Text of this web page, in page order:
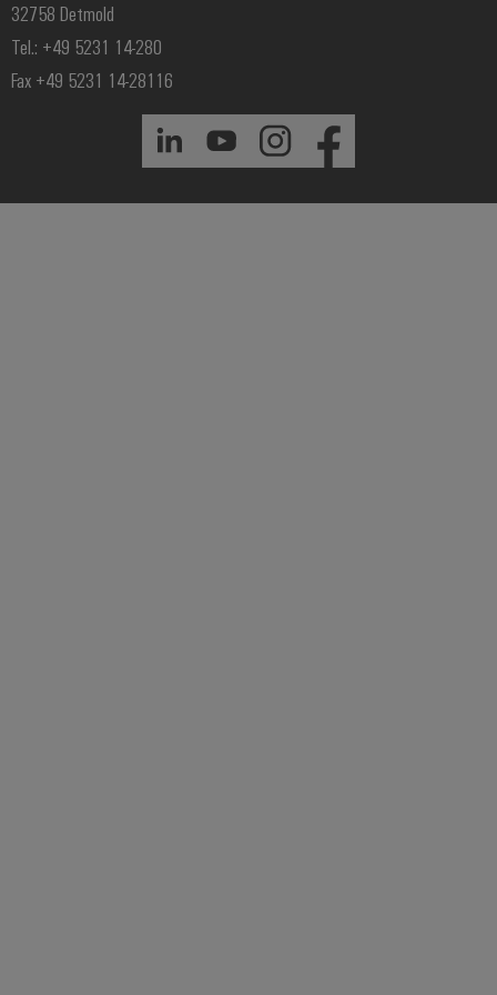
32758 Detmold
Tel.: +49 5231 14-280
Fax +49 5231 14-28116